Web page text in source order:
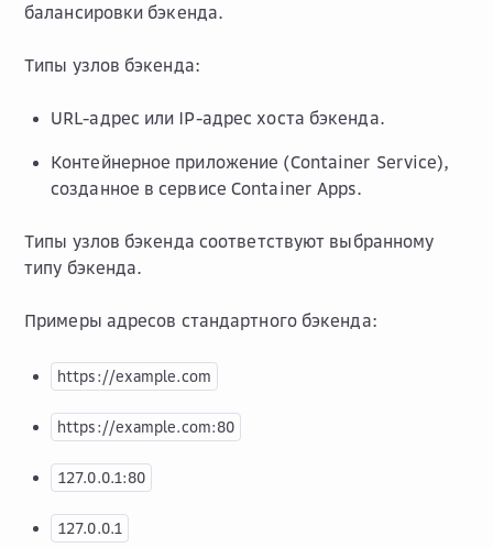
балансировки бэкенда.
Типы узлов бэкенда:
URL-адрес или IP-адрес хоста бэкенда.
Контейнерное приложение (Container Service),
созданное в сервисе Container Apps.
Типы узлов бэкенда соответствуют выбранному
типу бэкенда.
Примеры адресов стандартного бэкенда:
https://example.com
https://example.com:80
127.0.0.1:80
127.0.0.1